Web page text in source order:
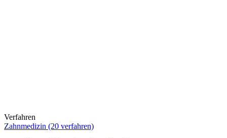
Verfahren
Zahnmedizin (20 verfahren)